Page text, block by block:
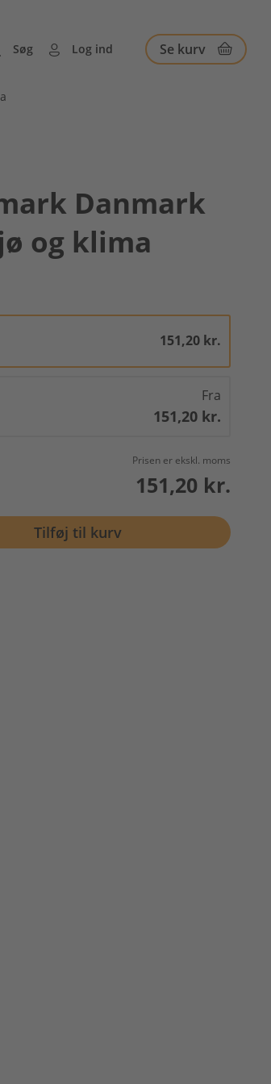
Søg Log ind Se kurv
Danmark
og klima
151,20 kr.
Fra
151,20 kr.
Prisen er ekskl. moms
151,20 kr.
Tilføj til kurv